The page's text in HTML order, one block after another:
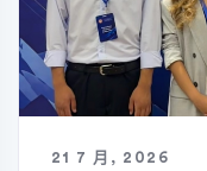
21 7 月, 2026